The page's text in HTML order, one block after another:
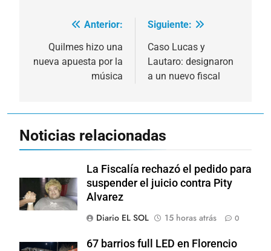
Navegación
entradas
Anterior:
Quilmes hizo una
nueva apuesta por la
música
Siguiente:
Caso Lucas y
Lautaro: designaron
a un nuevo fiscal
Noticias relacionadas
La Fiscalía rechazó el pedido para
suspender el juicio contra Pity
Alvarez
Diario EL SOL
15 horas atrás 0
67 barrios full LED en Florencio